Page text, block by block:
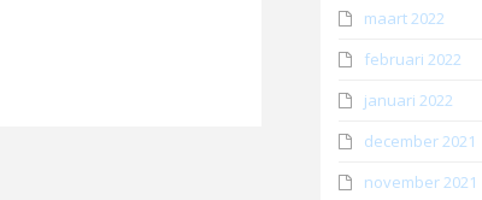
maart 2022
februari 2022
januari 2022
december 2021
november 2021